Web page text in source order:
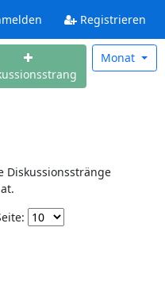
Registrieren
Monat
Diskussionsstränge